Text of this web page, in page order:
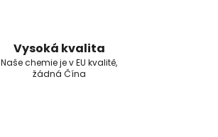
Vysoká kvalita
Naše chemie je v EU kvalitě,
žádná Čína